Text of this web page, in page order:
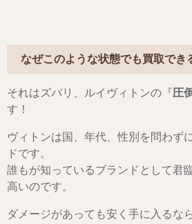
なぜこのような状態でも買取でき
それはズバリ、ルイヴィトンの『 圧
す！
ヴィトンは国、年代、性別を問わず
ドです。
誰もが知っているブランドとして君
高いのです。
ダメージがあっても安く手に入るな